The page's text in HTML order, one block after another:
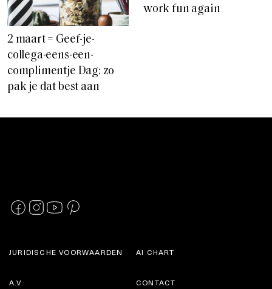
2 maart = Geef-je-
collega-eens-een-
complimentje Dag: zo
pak je dat best aan
work fun again
JURIDISCHE VOORWAARDEN
A.V.
AI CHART
CONTACT